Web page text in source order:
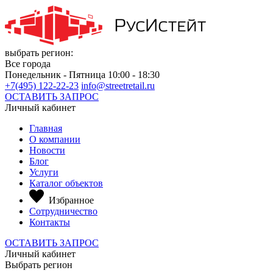
выбрать регион:
Все города
Понедельник - Пятница 10:00 - 18:30
+7(495) 122-22-23 info@streetretail.ru
ОСТАВИТЬ ЗАПРОС
Личный кабинет
Главная
О компании
Новости
Блог
Услуги
Каталог объектов
Избранное
Сотрудничество
Контакты
ОСТАВИТЬ ЗАПРОС
Личный кабинет
Выбрать регион